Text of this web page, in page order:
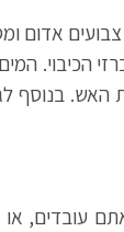
אדום
הכיבוי.
בנוסף
עובדים,